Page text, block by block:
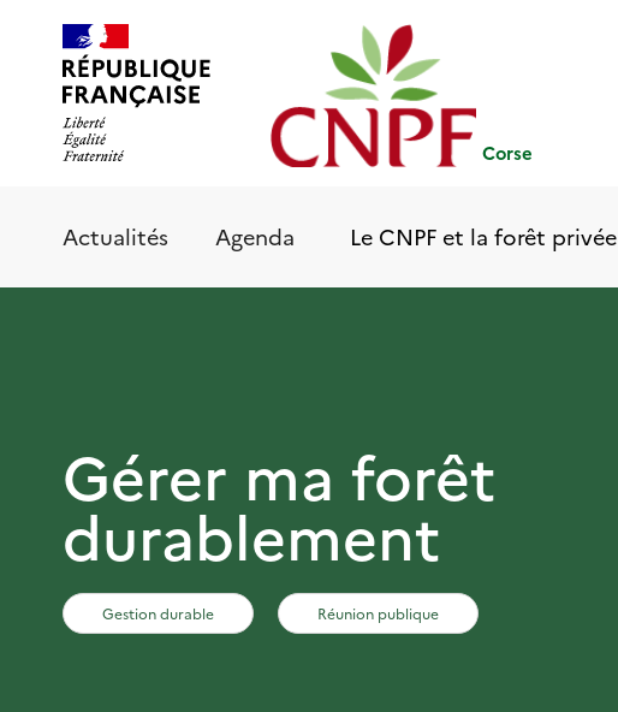
contenu
principal
Corse
Actualités Agenda Le CNPF et la forêt privée
Gérer ma forêt
durablement
Gestion durable Réunion publique